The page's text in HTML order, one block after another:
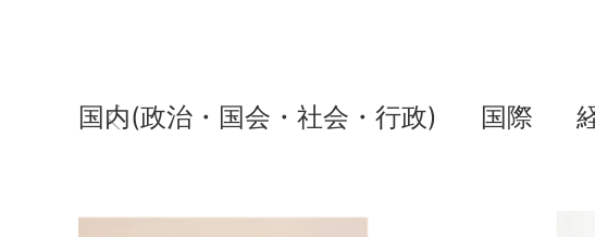
国内(政治・国会・社会・行政) 国際